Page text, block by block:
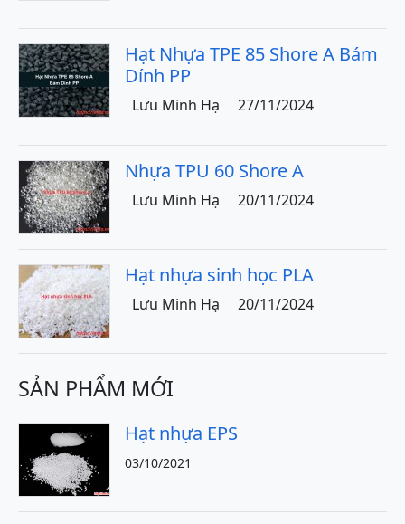
Hạt Nhựa TPE 85 Shore A Bám
Dính PP
Lưu Minh Hạ 27/11/2024
Nhựa TPU 60 Shore A
Lưu Minh Hạ 20/11/2024
Hạt nhựa sinh học PLA
Lưu Minh Hạ 20/11/2024
SẢN PHẨM MỚI
Hạt nhựa EPS
03/10/2021